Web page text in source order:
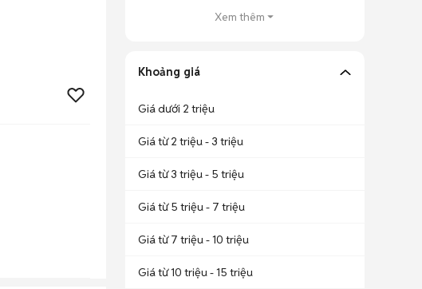
Xem thêm
Khoảng giá
Giá dưới 2 triệu
Giá từ 2 triệu - 3 triệu
Giá từ 3 triệu - 5 triệu
Giá từ 5 triệu - 7 triệu
Giá từ 7 triệu - 10 triệu
Giá từ 10 triệu - 15 triệu